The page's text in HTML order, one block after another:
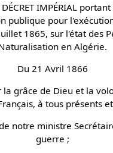
IMPÉRIAL
publique pour
1865, sur l'état des
en Algérie.
Du 21 Avril 1866
la grâce de Dieu et la
à tous présents
notre ministre
guerre ;